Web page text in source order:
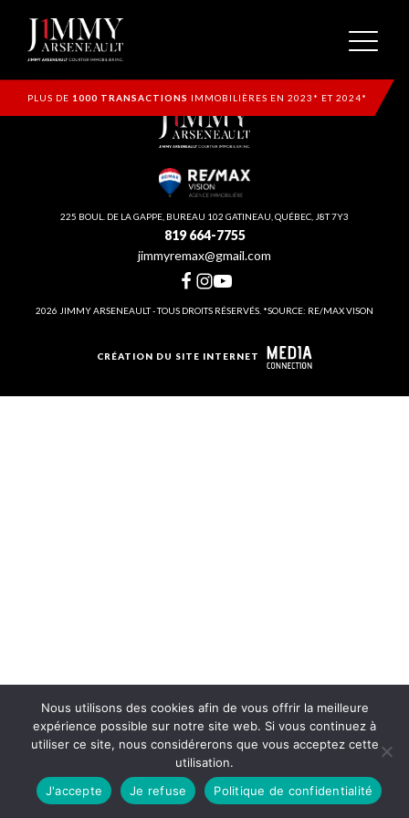
PLUS DE 1000 TRANSACTIONS IMMOBILIÈRES EN 2023* ET 2024*
225 BOUL. DE LA GAPPE, BUREAU 102 GATINEAU, QUÉBEC, J8T 7Y3
819 664-7755
jimmyremax@gmail.com
2026 JIMMY ARSENEAULT - TOUS DROITS RÉSERVÉS. *SOURCE: RE/MAX VISON
CRÉATION DU SITE INTERNET
Nous utilisons des cookies afin de vous offrir la meilleure
expérience possible sur notre site web. Si vous continuez à
utiliser ce site, nous considérerons que vous acceptez cette
utilisation.
J'accepte
Je refuse Politique de confidentialité